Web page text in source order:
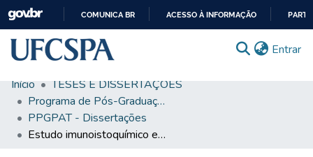
CONTEÚDO
COMUNICA BR ACESSO À INFORMAÇÃO
Entrar
Comunidades & Coleções
Busca Facetada
Início
TESES E DISSERTAÇÕES
Programa de Pós-Graduação em Patologia
PPGPAT - Dissertações
Estudo imunoistoquímico e clinicopatológico de pacientes jovens com câncer de mama